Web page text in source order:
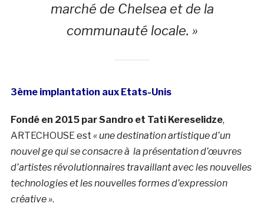
marché de Chelsea et de la
communauté locale. »
3ème implantation aux Etats-Unis
Fondé en 2015 par Sandro et Tati Kereselidze,
ARTECHOUSE est « une destination artistique d’un
nouvel ge qui se consacre à la présentation d’œuvres
d’artistes révolutionnaires travaillant avec les nouvelles
technologies et les nouvelles formes d’expression
créative ».